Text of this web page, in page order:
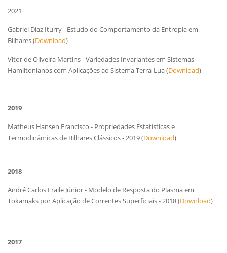
2021
Gabriel Diaz Iturry - Estudo do Comportamento da Entropia em
Bilhares (Download)
Vitor de Oliveira Martins - Variedades Invariantes em Sistemas
Hamiltonianos com Aplicações ao Sistema Terra-Lua (Download)
2019
Matheus Hansen Francisco - Propriedades Estatísticas e
Termodinâmicas de Bilhares Clássicos - 2019 (Download)
2018
André Carlos Fraile Júnior - Modelo de Resposta do Plasma em
Tokamaks por Aplicação de Correntes Superficiais - 2018 (Download)
2017